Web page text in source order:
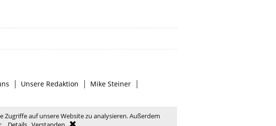
| Unsere Redaktion | Mike Steiner |
auf unsere Website zu analysieren. Außerdem